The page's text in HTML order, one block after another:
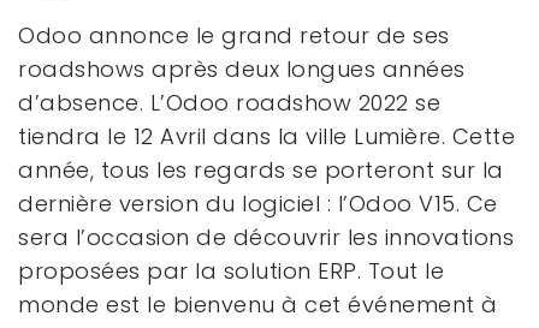
Odoo annonce le grand retour de ses
roadshows après deux longues années
d’absence. L’Odoo roadshow 2022 se
tiendra le 12 Avril dans la ville Lumière. Cette
année, tous les regards se porteront sur la
dernière version du logiciel : l’Odoo V15. Ce
sera l’occasion de découvrir les innovations
proposées par la solution ERP. Tout le
monde est le bienvenu à cet événement à